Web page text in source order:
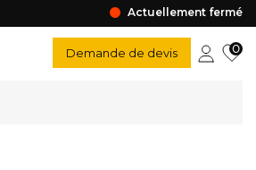
Actuellement fermé
Demande de devis 0